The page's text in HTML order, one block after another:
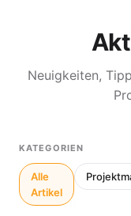
Neuigkeiten,
KATEGORIEN
Alle
Artikel